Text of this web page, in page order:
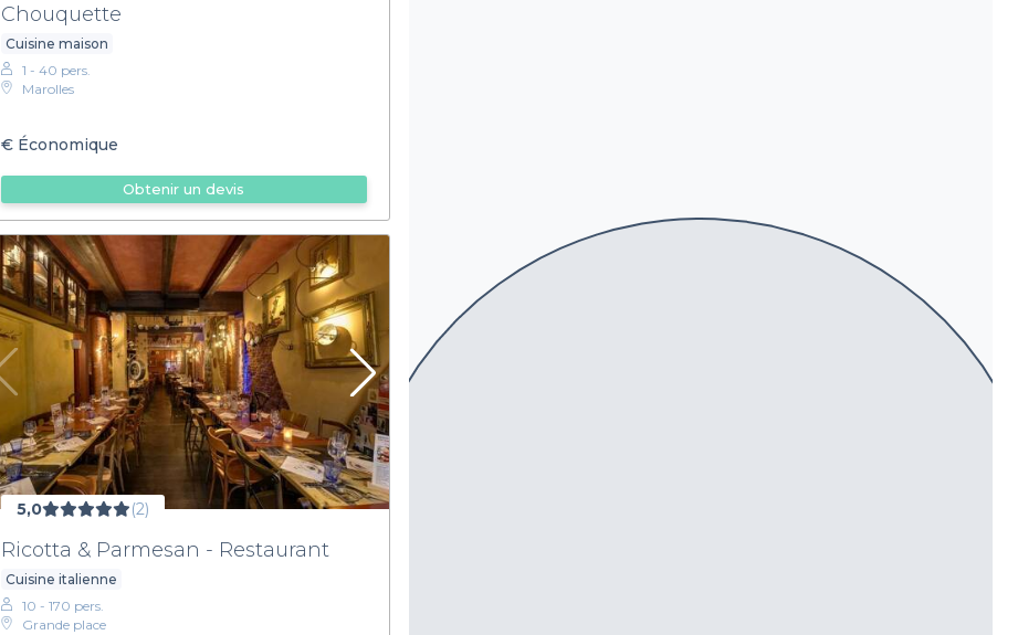
Chouquette
Cuisine maison
1 - 40 pers.
Marolles
€Économique
Obtenir un devis
5,0 (2)
Ricotta & Parmesan - Restaurant
Cuisine italienne
10 - 170 pers.
Grande place